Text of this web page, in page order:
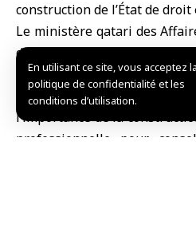
En utilisant ce site, vous acceptez la
politique de confidentialité et les
conditions d’utilisation.
construction de l’État de
Le ministère qatari des
dans une déclaration sur
plateforme (X) que la
Syriens pour forger
l’importance de la
professionnelle pour